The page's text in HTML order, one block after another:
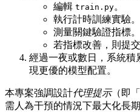
編輯 train.py。
執行計時訓練實驗。
測量關鍵驗證指標。
若指標改善，則提
經過一夜或數日，系統積
現更優的模型配置。
本專案強調設計代理提示（即
需人為干預的情況下最大化長期